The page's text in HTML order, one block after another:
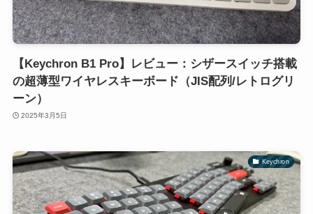
【Keychron B1 Pro】レビュー：シザースイッチ搭載
の超薄型ワイヤレスキーボード（JIS配列/レトログリ
ーン）
2025年3月5日
Keychron